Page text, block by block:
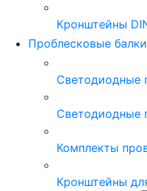
Кронштейны
Проблесковые балки
Светодиодные
Светодиодные
Комплекты
Кронштейны